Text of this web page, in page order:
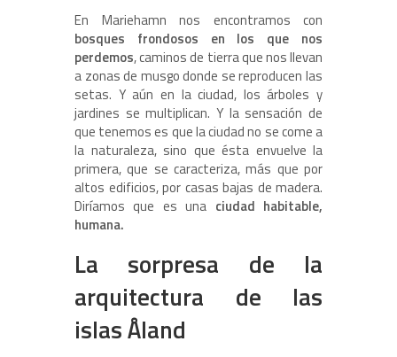
En Mariehamn nos encontramos con
bosques frondosos en los que nos
perdemos, caminos de tierra que nos llevan
a zonas de musgo donde se reproducen las
setas. Y aún en la ciudad, los árboles y
jardines se multiplican. Y la sensación de
que tenemos es que la ciudad no se come a
la naturaleza, sino que ésta envuelve la
primera, que se caracteriza, más que por
altos edificios, por casas bajas de madera.
Diríamos que es una ciudad habitable,
humana.
La sorpresa de la
arquitectura de las
islas Åland